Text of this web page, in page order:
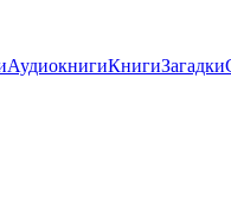
АудиокнигиКнигиЗагадки